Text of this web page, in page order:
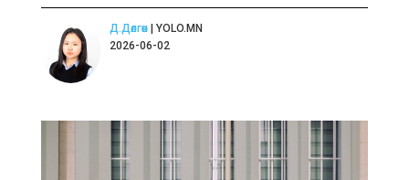
Д.Дөлгөөн| YOLO.MN
2026-06-02